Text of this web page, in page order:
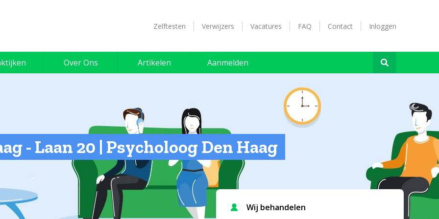
Zelftesten Verwijzers Vacatures FAQ Contact Inloggen
Over Ons Artikelen Aanmelden
- Laan 20 | Psycholoog Den Haag
Wij behandelen